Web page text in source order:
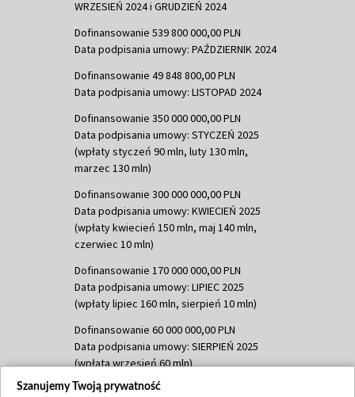
WRZESIEŃ 2024 i GRUDZIEŃ 2024
Dofinansowanie 539 800 000,00 PLN
Data podpisania umowy: PAŹDZIERNIK 2024
Dofinansowanie 49 848 800,00 PLN
Data podpisania umowy: LISTOPAD 2024
Dofinansowanie 350 000 000,00 PLN
Data podpisania umowy: STYCZEŃ 2025
(wpłaty styczeń 90 mln, luty 130 mln,
marzec 130 mln)
Dofinansowanie 300 000 000,00 PLN
Data podpisania umowy: KWIECIEŃ 2025
(wpłaty kwiecień 150 mln, maj 140 mln,
czerwiec 10 mln)
Dofinansowanie 170 000 000,00 PLN
Data podpisania umowy: LIPIEC 2025
(wpłaty lipiec 160 mln, sierpień 10 mln)
Dofinansowanie 60 000 000,00 PLN
Data podpisania umowy: SIERPIEŃ 2025
(wpłata wrzesień 60 mln)
Dofinansowanie 635 783 051,21 PLN
Szanujemy Twoją prywatność